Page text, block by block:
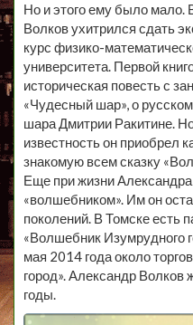
Но и этого ему было мало.
Волков ухитрился сдать
курс физико-
университета. Первой
историческая повесть с
«Чудесный шар», о
шара Дмитрии Ракитине.
известность он приобрел
знакомую всем сказку
Еще при жизни
«волшебником». Им он
поколений. В Томске есть
«Волшебник Изумрудного
мая 2014 года около
город». Александр
годы.